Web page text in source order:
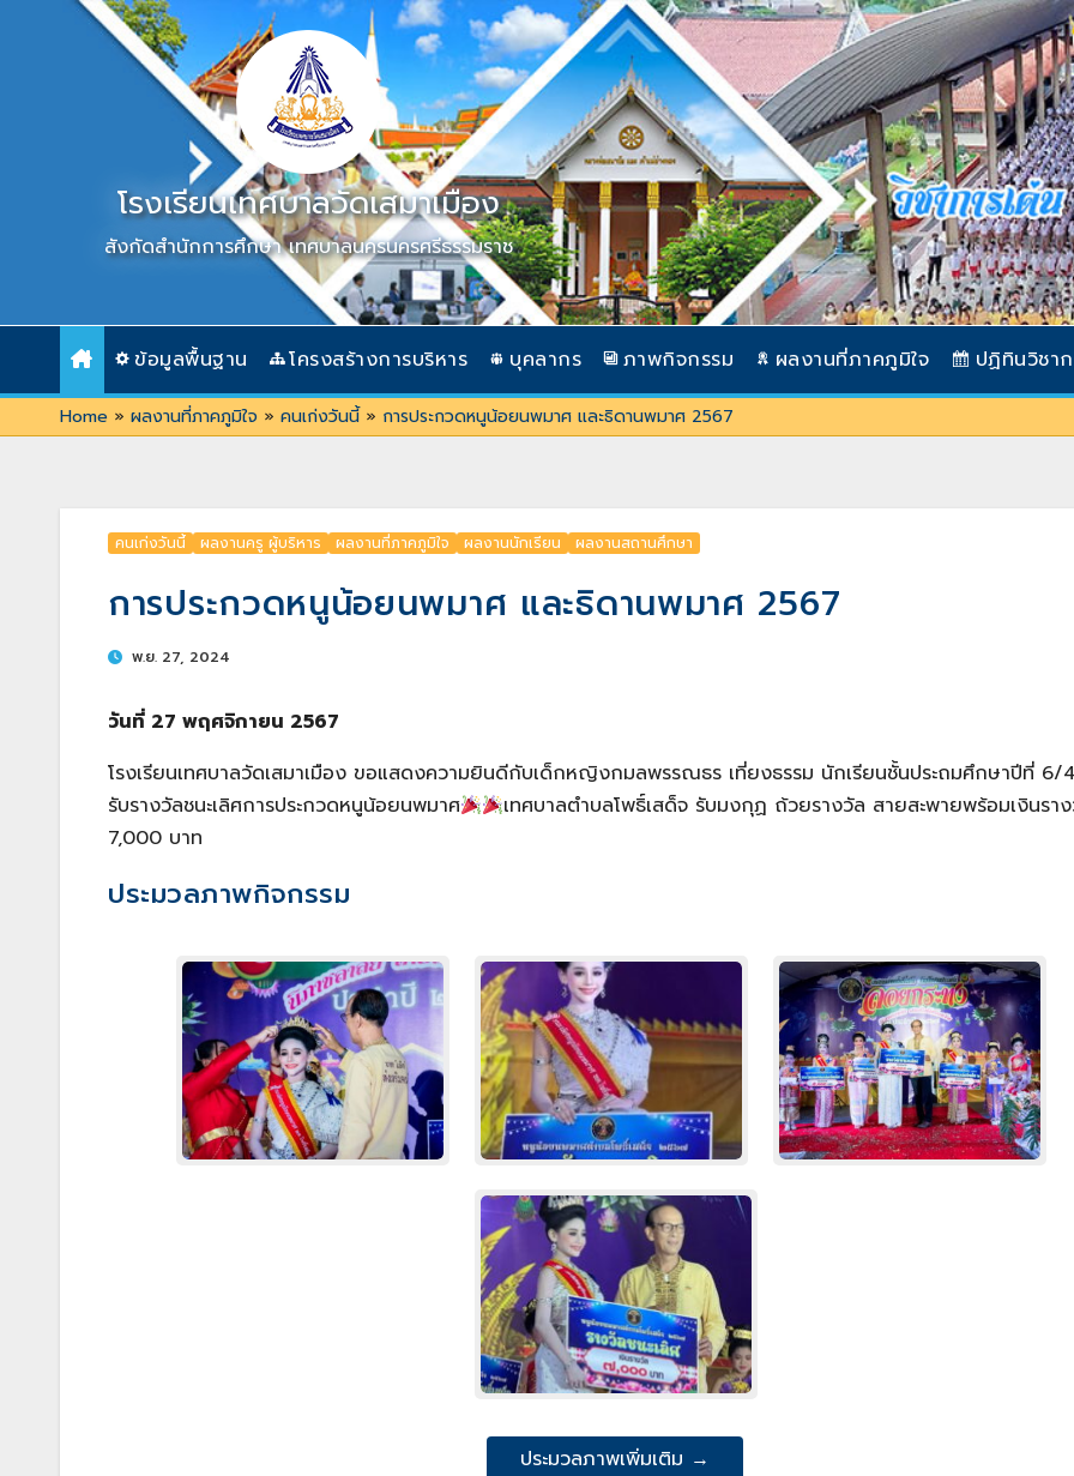
โรงเรียนเทศบาลวัดเสมาเมือง
สังกัดสำนักการศึกษา เทศบาลนครนครศรีธรรมราช
ข้อมูลพื้นฐาน โครงสร้างการบริหาร บุคลากร ภาพกิจกรรม ผลงานที่ภาคภูมิใจ ปฏิทินวิชา
Home » ผลงานที่ภาคภูมิใจ » คนเก่งวันนี้ » การประกวดหนูน้อยนพมาศ และธิดานพมาศ 2567
คนเก่งวันนี้ ผลงานครู ผู้บริหาร ผลงานที่ภาคภูมิใจ ผลงานนักเรียน ผลงานสถานศึกษา
การประกวดหนูน้อยนพมาศ และธิดานพมาศ 2567
พ.ย. 27, 2024
วันที่ 27 พฤศจิกายน 2567
โรงเรียนเทศบาลวัดเสมาเมือง ขอแสดงความยินดีกับเด็กหญิงกมลพรรณธร เที่ยงธรรม นักเรียนชั้นประถมศึกษาปีที่ 6/
รับรางวัลชนะเลิศการประกวดหนูน้อยนพมาศ
เทศบาลตำบลโพธิ์เสด็จ รับมงกุฏ ถ้วยรางวัล สายสะพายพร้อมเงินรา
7,000 บาท
ประมวลภาพกิจกรรม
ประมวลภาพเพิ่มเติม →